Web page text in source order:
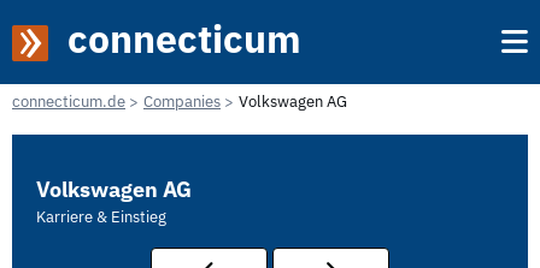
connecticum
connecticum.de Companies Volkswagen AG
Volkswagen AG
Karriere & Einstieg